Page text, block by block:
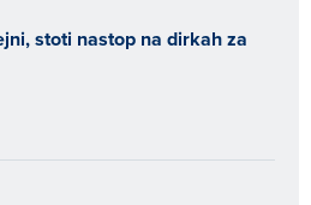
stoti nastop na dirkah za